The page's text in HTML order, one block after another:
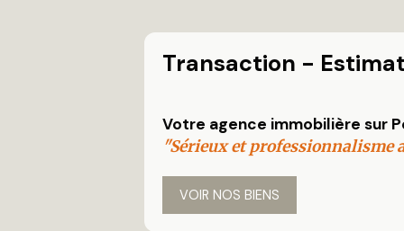
Transaction -
Votre agence immobilière sur
"Sérieux et professionnalisme
VOIR NOS BIENS